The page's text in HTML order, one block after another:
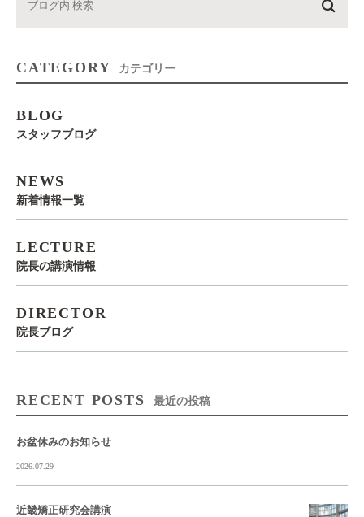
CATEGORY カテゴリー
BLOG
スタッフブログ
NEWS
新着情報一覧
LECTURE
院長の講演情報
DIRECTOR
院長ブログ
RECENT POSTS 最近の投稿
お盆休みのお知らせ
2026.07.29
近畿矯正研究会講演